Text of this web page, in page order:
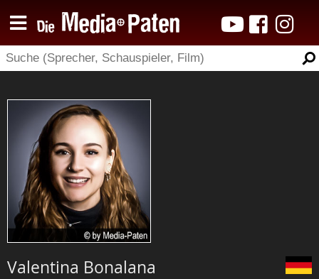
Valentina Bonalana